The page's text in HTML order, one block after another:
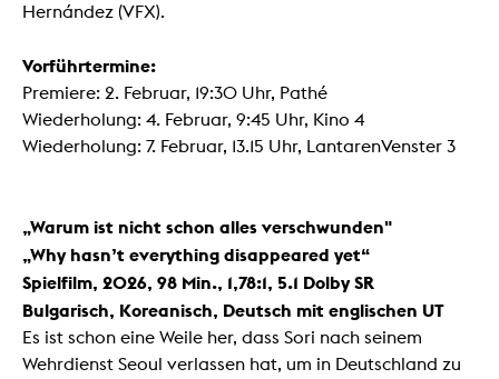
Hernández (VFX).
Vorführtermine:
Premiere: 2. Februar, 19:30 Uhr, Pathé
Wiederholung: 4. Februar, 9:45 Uhr, Kino 4
Wiederholung: 7. Februar, 13.15 Uhr, LantarenVenster 3
„Warum ist nicht schon alles verschwunden"
„Why hasn’t everything disappeared yet“
Spielfilm, 2026, 98 Min., 1,78:1, 5.1 Dolby SR
Bulgarisch, Koreanisch, Deutsch mit englischen UT
Es ist schon eine Weile her, dass Sori nach seinem
Wehrdienst Seoul verlassen hat, um in Deutschland zu